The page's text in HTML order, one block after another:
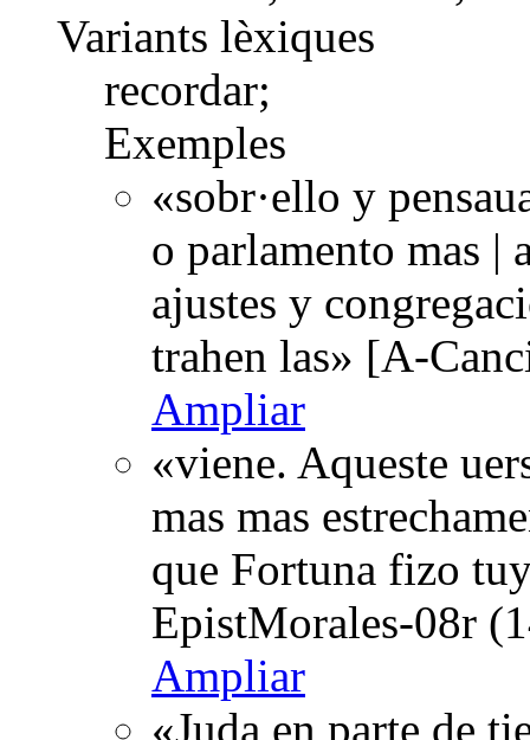
Variants lèxiques
recordar;
Exemples
«sobr·ello y
o parlamento mas |
ajustes y
trahen las» [A-
Ampliar
«viene. Aqueste
mas mas
que Fortuna fizo
EpistMorales-08r
Ampliar
«Juda en parte de